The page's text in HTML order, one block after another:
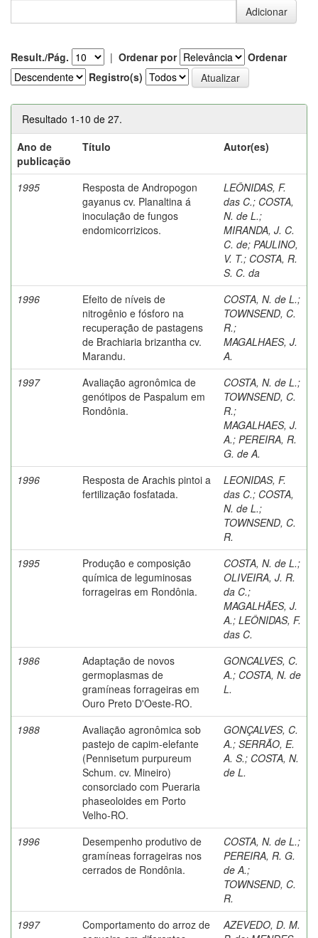
Result./Pág. | Ordenar por
Ordenar
Registro(s)
Resultado 1-10 de 27.
Ano de
publicação
Título Autor(es)
1995
Resposta de Andropogon
gayanus cv. Planaltina á
inoculação de fungos
endomicorrizicos.
LEÔNIDAS, F.
das C.; COSTA,
N. de L.;
MIRANDA, J. C.
C. de; PAULINO,
V. T.; COSTA, R.
S. C. da
1996
Efeito de níveis de
nitrogênio e fósforo na
recuperação de pastagens
de Brachiaria brizantha cv.
Marandu.
COSTA, N. de L.;
TOWNSEND, C.
R.;
MAGALHAES, J.
A.
1997
Avaliação agronômica de
genótipos de Paspalum em
Rondônia.
COSTA, N. de L.;
TOWNSEND, C.
R.;
MAGALHAES, J.
A.; PEREIRA, R.
G. de A.
1996
Resposta de Arachis pintoi a
fertilização fosfatada.
LEONIDAS, F.
das C.; COSTA,
N. de L.;
TOWNSEND, C.
R.
1995
Produção e composição
química de leguminosas
forrageiras em Rondônia.
COSTA, N. de L.;
OLIVEIRA, J. R.
da C.;
MAGALHÃES, J.
A.; LEÔNIDAS, F.
das C.
1986
Adaptação de novos
germoplasmas de
gramíneas forrageiras em
Ouro Preto D'Oeste-RO.
GONCALVES, C.
A.; COSTA, N. de
L.
1988
Avaliação agronômica sob
pastejo de capim-elefante
(Pennisetum purpureum
Schum. cv. Mineiro)
consorciado com Pueraria
phaseoloides em Porto
Velho-RO.
GONÇALVES, C.
A.; SERRÃO, E.
A. S.; COSTA, N.
de L.
1996
Desempenho produtivo de
gramíneas forrageiras nos
cerrados de Rondônia.
COSTA, N. de L.;
PEREIRA, R. G.
de A.;
TOWNSEND, C.
R.
1997
Comportamento do arroz de
AZEVEDO, D. M.